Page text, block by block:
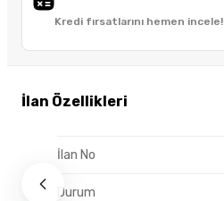
Kredi fırsatlarını hemen incele!
İlan Özellikleri
İlan No
Durum